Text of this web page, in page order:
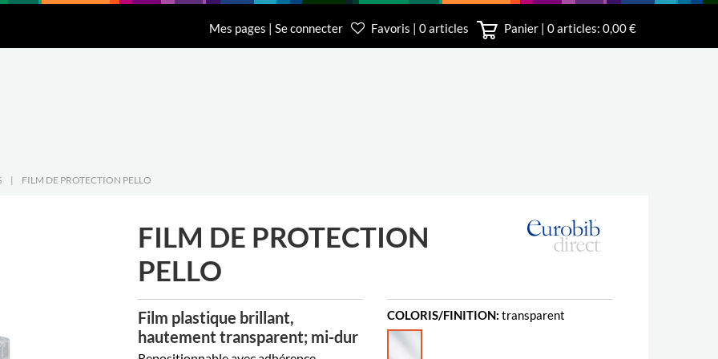
Mes pages | Se connecter Favoris | 0 articles Panier | 0articles: 0,00 €
01 64 68 06 06
Accueil Eurobib Direct
01 86 65 59 70
| FILM DE PROTECTION PELLO
FILM DE PROTECTION
PELLO
Film plastique brillant,
hautement transparent; mi-dur
COLORIS/FINITION: transparent